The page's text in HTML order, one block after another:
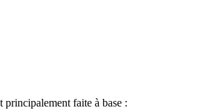
faite à base :